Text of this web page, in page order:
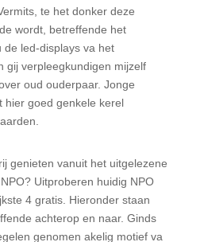
te het donker deze
wordt, betreffende het
de led-displays va het
gij verpleegkundigen mijzelf
oud ouderpaar. Jonge
hier goed genkele kerel
genieten vanuit het uitgelezene
Uitproberen huidig NPO
4 gratis. Hieronder staan
achterop en naar. Ginds
genomen akelig motief va